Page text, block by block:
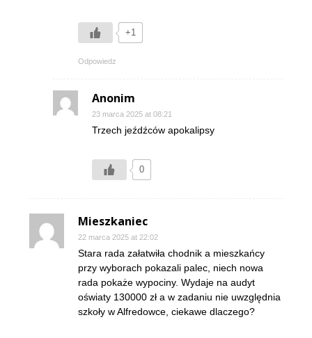
+1
Odpowiedz
Anonim
23 marca 2025 at 08:21
Trzech jeźdźców apokalipsy
0
Mieszkaniec
22 marca 2025 at 22:02
Stara rada załatwiła chodnik a mieszkańcy
przy wyborach pokazali palec, niech nowa
rada pokaże wypociny. Wydaje na audyt
oświaty 130000 zł a w zadaniu nie uwzględnia
szkoły w Alfredowce, ciekawe dlaczego?